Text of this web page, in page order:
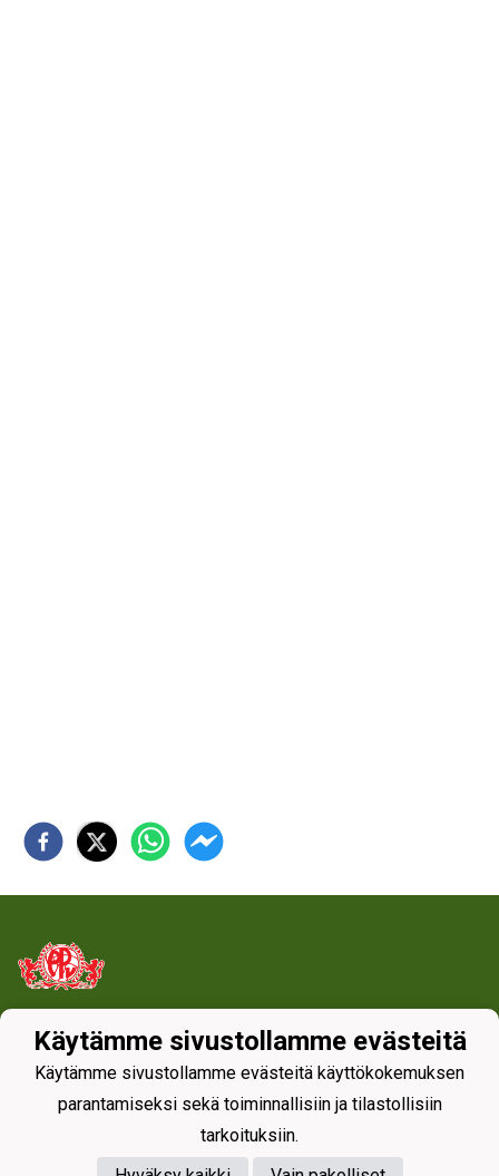
Tietosuojaseloste
Käytämme sivustollamme evästeitä
Käytämme sivustollamme evästeitä käyttökokemuksen
parantamiseksi sekä toiminnallisiin ja tilastollisiin
tarkoituksiin.